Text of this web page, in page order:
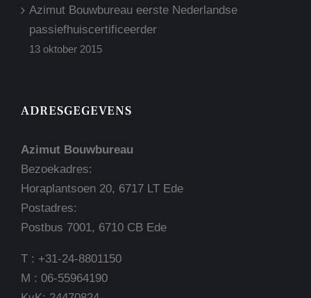
Azimut Bouwbureau eerste Nederlandse
passiefhuiscertificeerder
13 oktober 2015
ADRESGEGEVENS
Azimut Bouwbureau
Bezoekadres:
Horaplantsoen 20, 6717 LT Ede
Postadres:
Postbus 7001, 6710 CB Ede
T : +31-24-8801150
M : 06-55964190